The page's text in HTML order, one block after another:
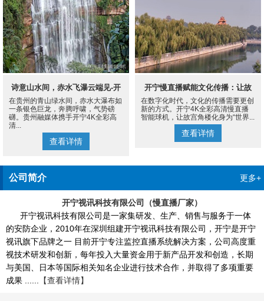
诗意山水间，赤水飞瀑云端见-开
宁4K慢直播摄像机
在贵州的青山绿水间，赤水大瀑布如
一条银色巨龙，奔腾呼啸，气势磅
礴。贵州融媒体携手开宁4K全彩高
清...
查看详情
开宁慢直播赋能文化传播：让故
宫角楼成为世界的文化客厅
在数字化时代，文化的传播需要更创
新的方式。开宁4K全彩高清慢直播
智能球机，让故宫角楼化身为“世界...
查看详情
公司简介 更多+
开宁视讯科技有限公司（慢直播厂家）
开宁视讯科技有限公司是一家集研发、生产、销售与服务于一体
的安防企业，2010年在深圳组建开宁视讯科技有限公司，开宁是开宁
视讯旗下品牌之一 目前开宁专注监控直播系统解决方案，公司高度重
视技术研发和创新，每年投入大量资金用于新产品开发和创造，长期
与美国、日本等国际相关知名企业进行技术合作，并取得了多项重要
成果 ......
【查看详情】